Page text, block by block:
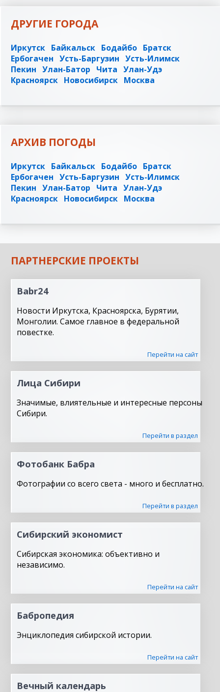
ДРУГИЕ ГОРОДА
Иркутск Байкальск Бодайбо Братск
Ербогачен Усть-Баргузин Усть-Илимск
Пекин Улан-Батор Чита Улан-Удэ
Красноярск Новосибирск Москва
АРХИВ ПОГОДЫ
Иркутск Байкальск Бодайбо Братск
Ербогачен Усть-Баргузин Усть-Илимск
Пекин Улан-Батор Чита Улан-Удэ
Красноярск Новосибирск Москва
ПАРТНЕРСКИЕ ПРОЕКТЫ
Babr24
Новости Иркутска, Красноярска, Бурятии,
Монголии. Самое главное в федеральной
повестке.
Перейти на сайт
Лица Сибири
Значимые, влиятельные и интересные персоны
Сибири.
Перейти в раздел
Фотобанк Бабра
Фотографии со всего света - много и бесплатно.
Перейти в раздел
Сибирский экономист
Сибирская экономика: объективно и
независимо.
Перейти на сайт
Бабропедия
Энциклопедия сибирской истории.
Перейти на сайт
Вечный календарь